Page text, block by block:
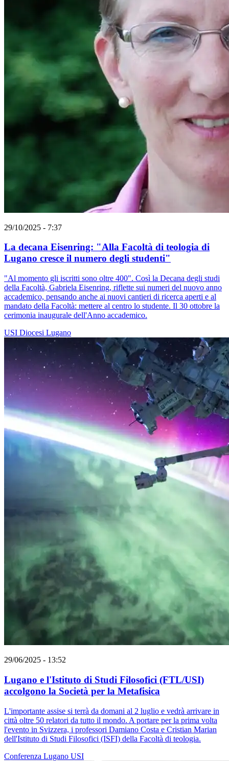
29/10/2025 - 7:37
La decana Eisenring: "Alla Facoltà di teologia di
Lugano cresce il numero degli studenti"
"Al momento gli iscritti sono oltre 400". Così la Decana degli studi
della Facoltà, Gabriela Eisenring, riflette sui numeri del nuovo anno
accademico, pensando anche ai nuovi cantieri di ricerca aperti e al
mandato della Facoltà: mettere al centro lo studente. Il 30 ottobre la
cerimonia inaugurale dell'Anno accademico.
USI Diocesi Lugano
29/06/2025 - 13:52
Lugano e l'Istituto di Studi Filosofici (FTL/USI)
accolgono la Società per la Metafisica
L'importante assise si terrà da domani al 2 luglio e vedrà arrivare in
città oltre 50 relatori da tutto il mondo. A portare per la prima volta
l'evento in Svizzera, i professori Damiano Costa e Cristian Marian
dell'Istituto di Studi Filosofici (ISFI) della Facoltà di teologia.
Conferenza Lugano USI